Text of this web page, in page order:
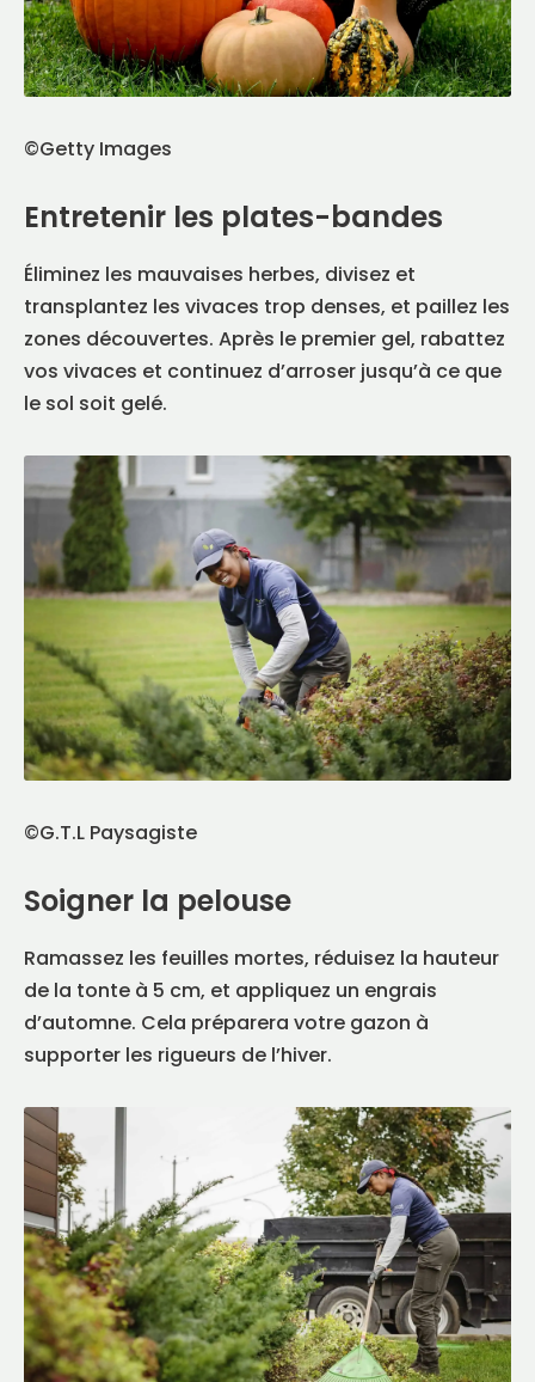
©Getty Images
Entretenir les plates-bandes
Éliminez les mauvaises herbes, divisez et
transplantez les vivaces trop denses, et paillez les
zones découvertes. Après le premier gel, rabattez
vos vivaces et continuez d’arroser jusqu’à ce que
le sol soit gelé.
©G.T.L Paysagiste
Soigner la pelouse
Ramassez les feuilles mortes, réduisez la hauteur
de la tonte à 5 cm, et appliquez un engrais
d’automne. Cela préparera votre gazon à
supporter les rigueurs de l’hiver.